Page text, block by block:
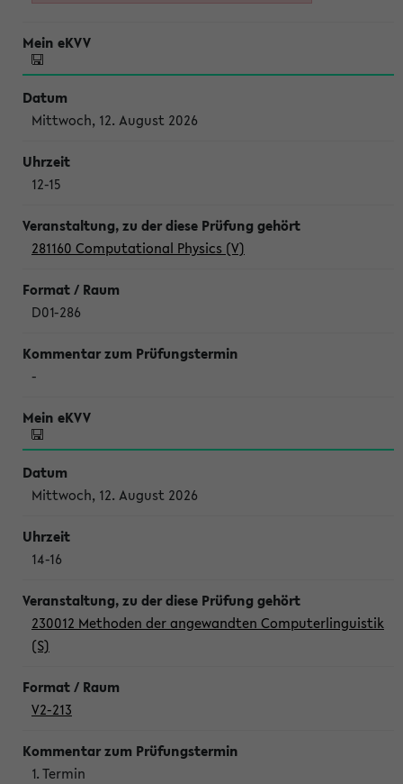
Mittwoch, 12. August 2026
12-15
281160 Computational Physics (V)
D01-286
-
Mittwoch, 12. August 2026
14-16
230012 Methoden der angewandten Computerlinguistik
(S)
V2-213
1. Termin